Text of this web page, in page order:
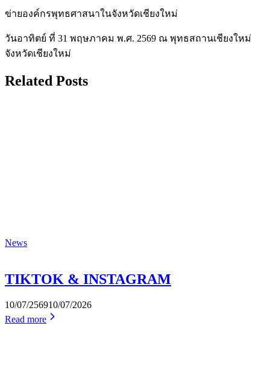
ข่ายองค์กรพุทธศาสนาในจังหวัดเชียงใหม่
วันอาทิตย์ ที่ 31 พฤษภาคม พ.ศ. 2569 ณ พุทธสถานเชียงใหม่
จังหวัดเชียงใหม่
Related Posts
News
TIKTOK & INSTAGRAM
10/07/256910/07/2026
Read more